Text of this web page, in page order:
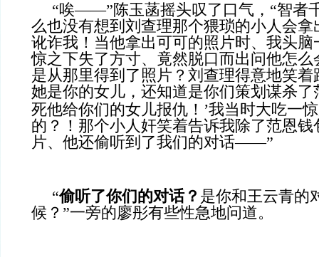
“唉——”陈玉菡摇头叹了口气，“智者
么也没有想到刘查理那个猥琐的小人会
讹诈我！当他拿出可可的照片时、我头
惊之下失了方寸、竟然脱口而出问他怎
是从那里得到了照片？刘查理得意地笑着
她是你的女儿，还知道是你们策划谋杀了
死他给你们的女儿报仇！’我当时大吃一
的？！那个小人奸笑着告诉我除了范恩
片、他还偷听到了我们的对话——”
“偷听了你们的对话？ 是你和王云青的
候？”一旁的廖彤有些性急地问道。